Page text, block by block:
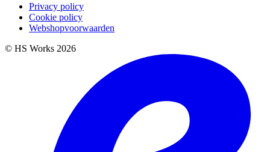
Privacy policy
Cookie policy
Webshopvoorwaarden
© HS Works 2026